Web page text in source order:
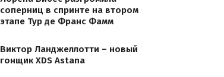
соперниц в спринте на втором
этапе Тур де Франс Фамм
Виктор Ланджеллотти – новый
гонщик XDS Astana